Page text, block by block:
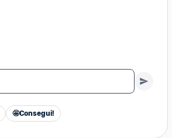
🤩Consegui!